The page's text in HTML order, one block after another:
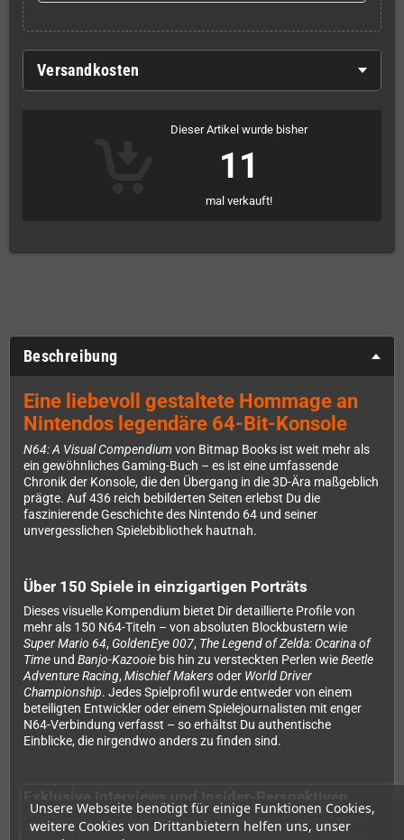
Unsere Webseite benötigt für einige Funktionen Cookies,
weitere Cookies von Drittanbietern helfen uns, unser
Versandkosten
Dieser Artikel wurde bisher
11
mal verkauft!
Beschreibung
Eine liebevoll gestaltete Hommage an
Nintendos legendäre 64-Bit-Konsole
N64: A Visual Compendium von Bitmap Books ist weit mehr als
ein gewöhnliches Gaming-Buch – es ist eine umfassende
Chronik der Konsole, die den Übergang in die 3D-Ära maßgeblich
prägte. Auf 436 reich bebilderten Seiten erlebst Du die
faszinierende Geschichte des Nintendo 64 und seiner
unvergesslichen Spielebibliothek hautnah.
Über 150 Spiele in einzigartigen Porträts
Dieses visuelle Kompendium bietet Dir detaillierte Profile von
mehr als 150 N64-Titeln – von absoluten Blockbustern wie
Super Mario 64, GoldenEye 007, The Legend of Zelda: Ocarina of
Time und Banjo-Kazooie bis hin zu versteckten Perlen wieBeetle
Adventure Racing, Mischief Makersoder World Driver
Championship. Jedes Spielprofil wurde entweder von einem
beteiligten Entwickler oder einem Spielejournalisten mit enger
N64-Verbindung verfasst – so erhältst Du authentische
Einblicke, die nirgendwo anders zu finden sind.
Das Buch wartet mit einem Vorwort von David Doak auf, dem